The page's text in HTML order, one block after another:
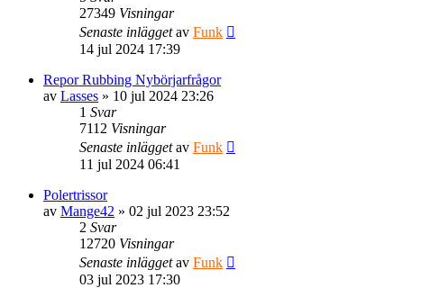
27349 Visningar
Senaste inläggetav Funk
14 jul 2024 17:39
Repor Rubbing Nybörjarfrågor
av Lasses » 10 jul 2024 23:26
1 Svar
7112 Visningar
Senaste inläggetav Funk
11 jul 2024 06:41
Polertrissor
av Mange42 » 02 jul 2023 23:52
2 Svar
12720 Visningar
Senaste inläggetav Funk
03 jul 2023 17:30